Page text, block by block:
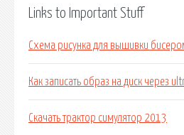
Links to Important Stuff
Схема рисунка для вышивки
Как записать образ на диск через
Скачать трактор симулятор 2013